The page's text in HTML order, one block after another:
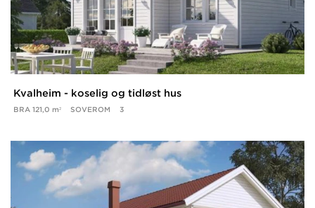
Kvalheim - koselig og tidløst hus
BRA 121,0 m² SOVEROM 3